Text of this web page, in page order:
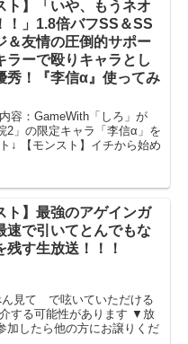
ト】「いや、もうネオ
！」1.8倍バフSS＆SS
＆友情の圧倒的サポー
ラーで殴りキャラとし
秀！『李信α』使ってみ
容：GameWith「しろ」が
2」の限定キャラ「李信α」を
↓ 【モンスト】イチから始め
ト】最強のアゲインガ
速で引いてとんでもな
残す生放送！！！
見て で呟いていただける
する可能性があります ▼放
したら他の方にお譲りくだ